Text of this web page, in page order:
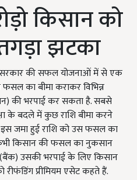
किसान को
झटका
सरकार की सफल योजनाओं में से एक
का बीमा कराकर विभिन्न
की भरपाई कर सकता है. सबसे
के बदले में कुछ राशि बीमा करने
जमा हुई राशि को उस फसल का
किसान की फसल का नुकसान
(बैंक) उसकी भरपाई के लिए किसान
रीफंडिंग प्रीमियम एसेट कहते हैं.